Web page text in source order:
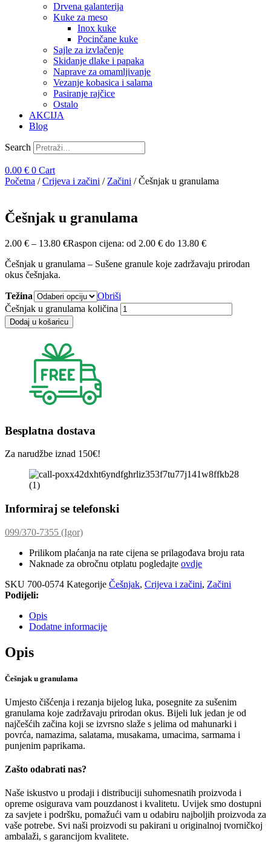
Drvena galanterija
Kuke za meso
Inox kuke
Pocinčane kuke
Sajle za izvlačenje
Skidanje dlake i papaka
Naprave za omamljivanje
Vezanje kobasica i salama
Pasiranje rajčice
Ostalo
AKCIJA
Blog
Search
0.00 € 0 Cart
Početna /Crijeva i začini / Začini / Češnjak u granulama
Češnjak u granulama
2.00 € – 13.80 €Raspon cijena: od 2.00 € do 13.80 €
Češnjak u granulama – Sušene granule koje zadržavaju prirodan
okus češnjaka.
Težina
Obriši
Češnjak u granulama količina
Dodaj u košaricu
Besplatna dostava
Za narudžbe iznad 150€!
Informiraj se telefonski
099/370-7355 (Igor)
Prilikom plaćanja na rate cijena se prilagođava broju rata
Naknade za obročnu otplatu pogledajte ovdje
SKU 700-0574 Kategorije Češnjak, Crijeva i začini, Začini
Podijeli:
Opis
Dodatne informacije
Opis
Češnjak u granulama
Umjesto čišćenja i rezanja bijelog luka, posegnite za sušenim
granulama koje zadržavaju prirodan okus. Bijeli luk jedan je od
najčešćih začina koji se izvrsno slaže s jelima od mahunarki i
povrća, namazima, salatama, musakama, umacima, sarmama i
punjenim paprikama.
Zašto odabrati nas?
Naše iskustvo u prodaji i distribuciji suhomesnatih proizvoda i
opreme osigurava vam pouzdanost i kvalitetu. Uvijek smo dostupni
za savjete i podršku, pomažući vam u odabiru najboljih proizvoda za
vaše potrebe. Svi naši proizvodi su pakirani u originalnoj tvorničkoj
ambalaži, s garancijom kvalitete.